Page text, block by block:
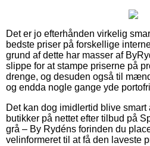
Det er jo efterhånden virkelig
bedste priser på forskellige
grund af dette har masser af
slippe for at stampe priserne på
drenge, og desuden også til
og endda nogle gange yde
Det kan dog imidlertid blive
butikker på nettet efter tilbud på
grå – By Rydéns forinden du
velinformeret til at få den laveste